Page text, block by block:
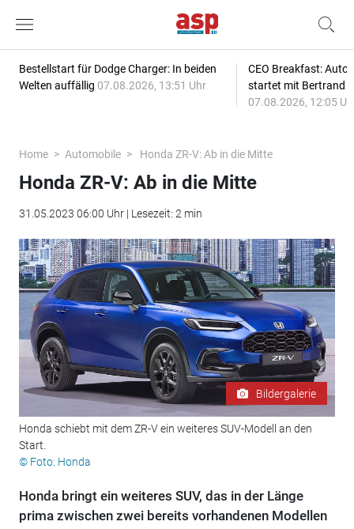
Bestellstart für Dodge Charger: In beiden
Welten auffällig 07.08.2026, 13:51 Uhr
CEO Breakfast:
startet mit Bertrand
07.08.2026, 12:05
Home Automobile Honda ZR-V: Ab in die Mitte
Honda ZR-V: Ab in die Mitte
31.05.2023 06:00 Uhr | Lesezeit: 2 min
Bildergalerie
Honda schiebt mit dem ZR-V ein weiteres SUV-Modell an den
Start.
© Foto: Honda
Honda bringt ein weiteres SUV, das in der Länge
prima zwischen zwei bereits vorhandenen Modellen